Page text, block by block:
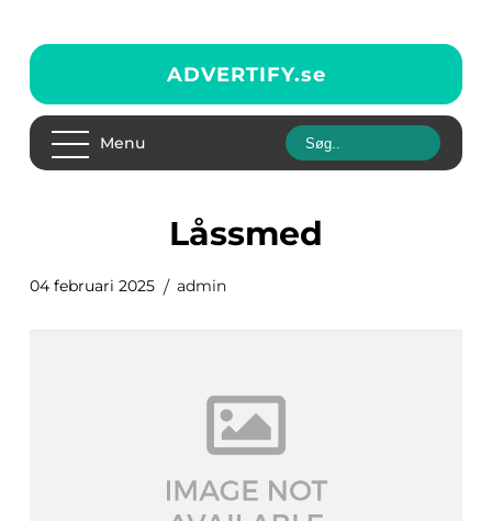
ADVERTIFY.se
Menu
låssmed
04 februari 2025 admin